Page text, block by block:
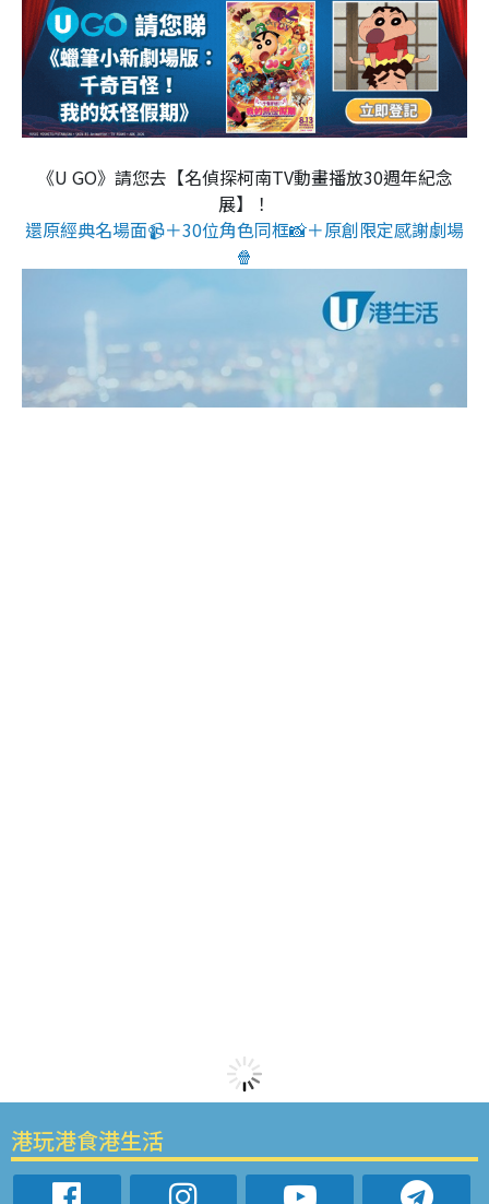
《U GO》請您去【名偵探柯南TV動畫播放30週年紀念
展】！
還原經典名場面📹＋30位角色同框📸＋原創限定感謝劇場
🍿
港玩港食港生活